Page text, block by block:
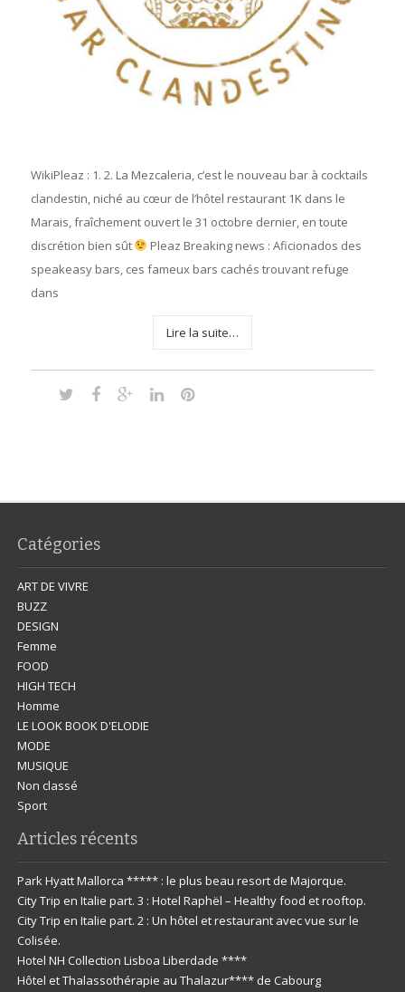
WikiPleaz : 1. 2. La Mezcaleria, c’est le nouveau bar à cocktails
clandestin, niché au cœur de l’hôtel restaurant 1K dans le
Marais, fraîchement ouvert le 31 octobre dernier, en toute
discrétion bien sût
Pleaz Breaking news : Aficionados des
speakeasy bars, ces fameux bars cachés trouvant refuge
dans
Lire la suite…
Catégories
ART DE VIVRE
BUZZ
DESIGN
Femme
FOOD
HIGH TECH
Homme
LE LOOK BOOK D'ELODIE
MODE
MUSIQUE
Non classé
Sport
Articles récents
Park Hyatt Mallorca ***** : le plus beau resort de Majorque.
City Trip en Italie part. 3 : Hotel Raphël – Healthy food et rooftop.
City Trip en Italie part. 2 : Un hôtel et restaurant avec vue sur le
Colisée.
Hotel NH Collection Lisboa Liberdade ****
Hôtel et Thalassothérapie au Thalazur**** de Cabourg